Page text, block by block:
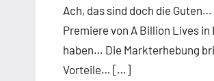
Ach, das sind doch die
Premiere von A Billion Lives
haben… Die Markterhebung
Vorteile… […]